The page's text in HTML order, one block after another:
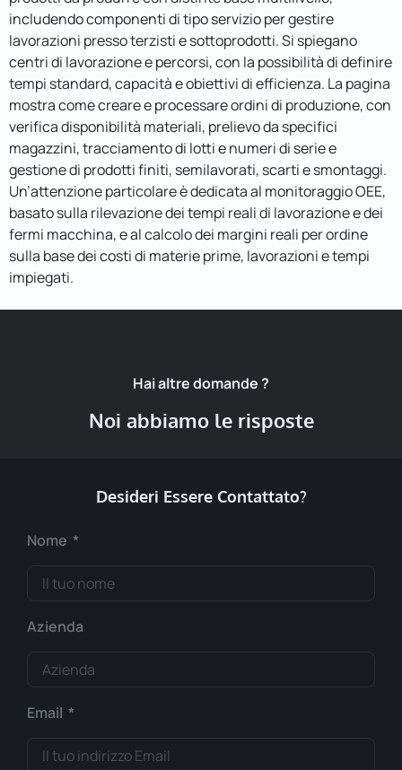
includendo componenti di tipo servizio per gestire
lavorazioni presso terzisti e sottoprodotti. Si spiegano
centri di lavorazione e percorsi, con la possibilità di definire
tempi standard, capacità e obiettivi di efficienza. La pagina
mostra come creare e processare ordini di produzione, con
verifica disponibilità materiali, prelievo da specifici
magazzini, tracciamento di lotti e numeri di serie e
gestione di prodotti finiti, semilavorati, scarti e smontaggi.
Un’attenzione particolare è dedicata al monitoraggio OEE,
basato sulla rilevazione dei tempi reali di lavorazione e dei
fermi macchina, e al calcolo dei margini reali per ordine
sulla base dei costi di materie prime, lavorazioni e tempi
impiegati.
Hai altre domande ?
Noi abbiamo le risposte
Desideri Essere Contattato?
Nome
Azienda
Email